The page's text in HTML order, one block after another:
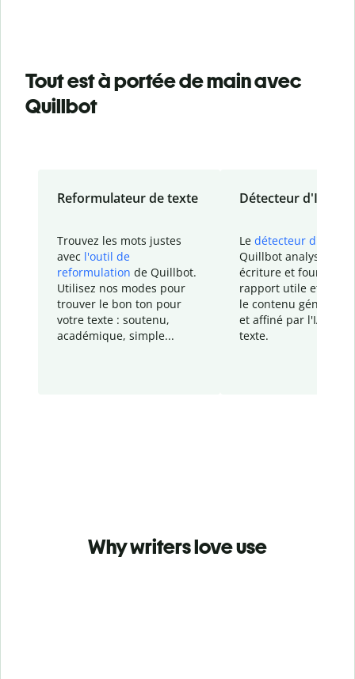
Tout est à portée de main avec
Quillbot
Reformulateur de texte
Trouvez les mots justes
avec l'outil de
reformulation de Quillbot.
Utilisez nos modes pour
trouver le bon ton pour
votre texte : soutenu,
académique, simple...
Détecteur d'IA
Le détecteur d'IA
Quillbot analyse votre
écriture et fournit un
rapport utile et
le contenu généré
et affiné par l'IA
texte.
Why writers love use